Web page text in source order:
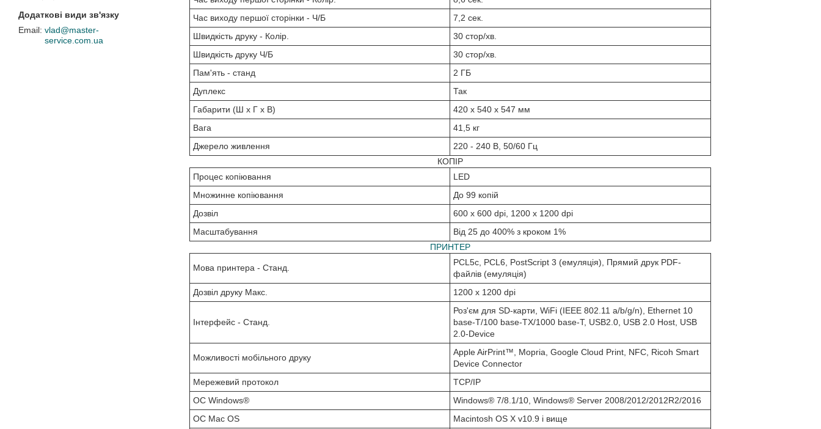
vlad@master-
service.com.ua
Час виходу першої сторінки - Ч/Б
7,2 сек.
Швидкість друку - Колір.
30 стор/хв.
Швидкість друку Ч/Б
30 стор/хв.
Пам'ять - станд
2 ГБ
Дуплекс
Так
Габарити (Ш x Г x В)
420 x 540 x 547 мм
Вага
41,5 кг
Джерело живлення
220 - 240 В, 50/60 Гц
КОПІР
Процес копіювання
LED
Множинне копіювання
До 99 копій
Дозвіл
600 x 600 dpi, 1200 x 1200 dpi
Масштабування
Від 25 до 400% з кроком 1%
ПРИНТЕР
Мова принтера - Станд.
PCL5c, PCL6, PostScript 3 (емуляція), Прямий друк PDF-
файлів (емуляція)
Дозвіл друку Макс.
1200 x 1200 dpi
Інтерфейс - Станд.
Роз'єм для SD-карти, WiFi (IEEE 802.11 a/b/g/n), Ethernet 10
base-T/100 base-TX/1000 base-T, USB2.0, USB 2.0 Host, USB
2.0-Device
Можливості мобільного друку
Apple AirPrint™, Mopria, Google Cloud Print, NFC, Ricoh Smart
Device Connector
Мережевий протокол
TCP/IP
OC Windows®
Windows® 7/8.1/10, Windows® Server 2008/2012/2012R2/2016
OC Mac OS
Macintosh OS X v10.9 і вище